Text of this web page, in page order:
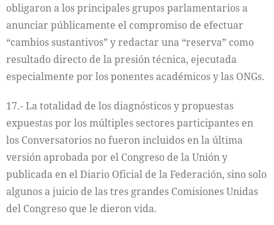
obligaron a los principales grupos parlamentarios a
anunciar públicamente el compromiso de efectuar
“cambios sustantivos” y redactar una “reserva” como
resultado directo de la presión técnica, ejecutada
especialmente por los ponentes académicos y las ONGs.
17.- La totalidad de los diagnósticos y propuestas
expuestas por los múltiples sectores participantes en
los Conversatorios no fueron incluidos en la última
versión aprobada por el Congreso de la Unión y
publicada en el Diario Oficial de la Federación, sino solo
algunos a juicio de las tres grandes Comisiones Unidas
del Congreso que le dieron vida.